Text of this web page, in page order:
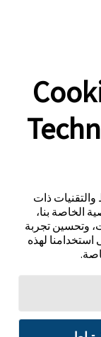
ذات
الخاصة بنا،
وتحسين تجربة
استخدامنا لهذه